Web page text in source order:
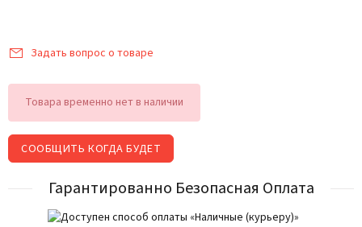
Задать вопрос о товаре
Товара временно нет в наличии
СООБЩИТЬ КОГДА БУДЕТ
Гарантированно Безопасная Оплата